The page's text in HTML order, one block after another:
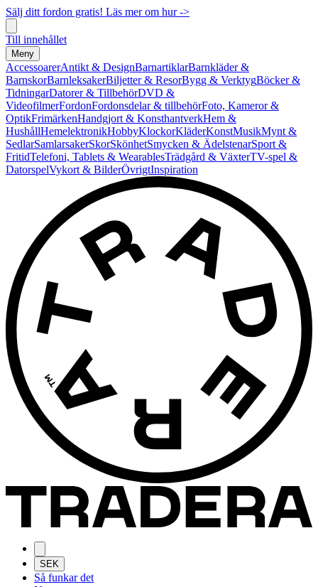
Sälj ditt fordon gratis! Läs mer om hur ->
Till innehållet
Meny
AccessoarerAntikt & DesignBarnartiklarBarnkläder &
BarnskorBarnleksakerBiljetter & ResorBygg & VerktygBöcker &
TidningarDatorer & TillbehörDVD &
VideofilmerFordonFordonsdelar & tillbehörFoto, Kameror &
OptikFrimärkenHandgjort & KonsthantverkHem &
HushållHemelektronikHobbyKlockorKläderKonstMusikMynt &
SedlarSamlarsakerSkorSkönhetSmycken & ÄdelstenarSport &
FritidTelefoni, Tablets & WearablesTrädgård & VäxterTV-spel &
DatorspelVykort & BilderÖvrigtInspiration
SEK
Så funkar det